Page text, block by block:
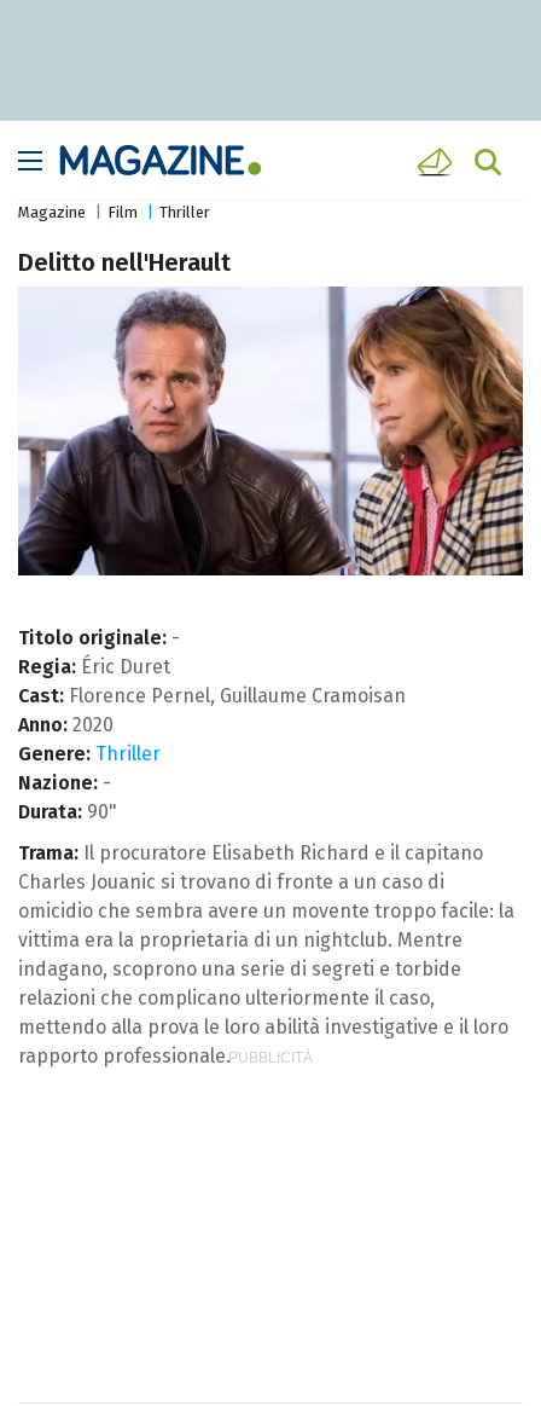
Magazine Film Thriller
Delitto nell'Herault
Titolo originale: -
Regia: Éric Duret
Cast: Florence Pernel, Guillaume Cramoisan
Anno: 2020
Genere: Thriller
Nazione: -
Durata: 90"
Trama: Il procuratore Elisabeth Richard e il capitano
Charles Jouanic si trovano di fronte a un caso di
omicidio che sembra avere un movente troppo facile: la
vittima era la proprietaria di un nightclub. Mentre
indagano, scoprono una serie di segreti e torbide
relazioni che complicano ulteriormente il caso,
mettendo alla prova le loro abilità investigative e il loro
rapporto professionale.